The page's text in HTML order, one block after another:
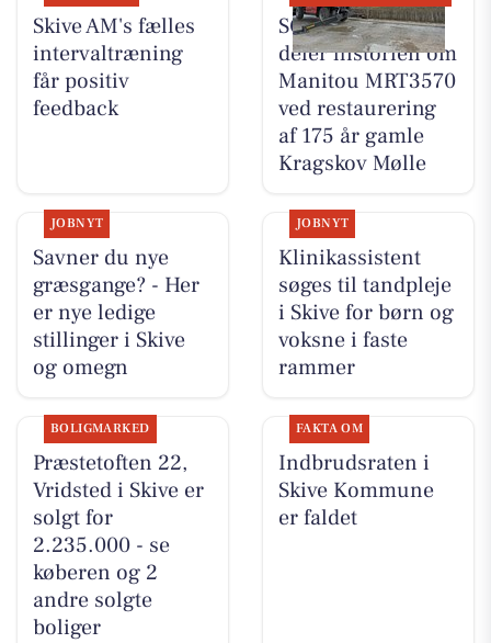
Skive AM's fælles
intervaltræning
får positiv
feedback
SCANTRUCK A/S
deler historien om
Manitou MRT3570
ved restaurering
af 175 år gamle
Kragskov Mølle
JOBNYT
Savner du nye
græsgange? - Her
er nye ledige
stillinger i Skive
og omegn
JOBNYT
Klinikassistent
søges til tandpleje
i Skive for børn og
voksne i faste
rammer
BOLIGMARKED
Præstetoften 22,
Vridsted i Skive er
solgt for
2.235.000 - se
køberen og 2
andre solgte
boliger
FAKTA OM
Indbrudsraten i
Skive Kommune
er faldet